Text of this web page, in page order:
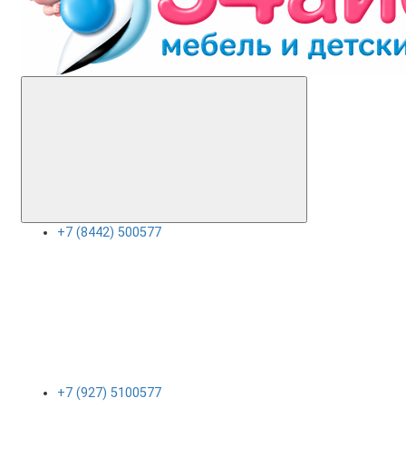
+7 (8442) 500577
+7 (927) 5100577